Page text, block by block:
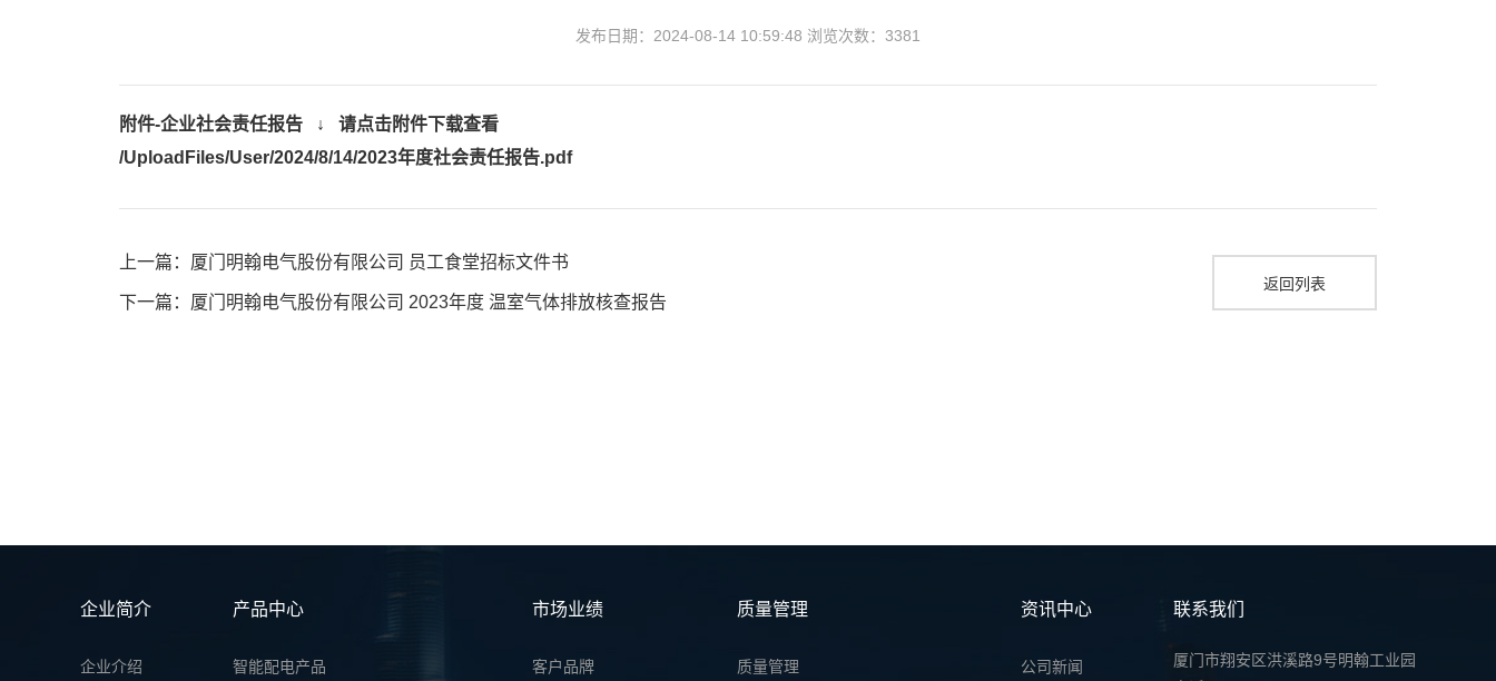
发布日期：2024-08-14 10:59:48 浏览次数：3381
附件-企业社会责任报告 ↓ 请点击附件下载查看
/UploadFiles/User/2024/8/14/2023年度社会责任报告.pdf
上一篇：厦门明翰电气股份有限公司 员工食堂招标文件书
下一篇：厦门明翰电气股份有限公司 2023年度 温室气体排放核查报告
返回列表
企业简介
企业介绍
产品中心
智能配电产品
市场业绩
客户品牌
质量管理
质量管理
资讯中心
公司新闻
联系我们
厦门市翔安区洪溪路9号明翰工业园